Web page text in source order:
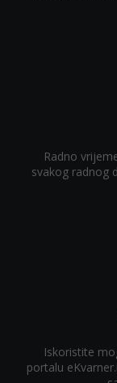
Radno
svakog radnog
Iskoristite
portalu